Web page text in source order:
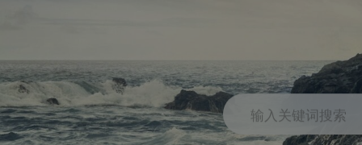
输入关键词搜索